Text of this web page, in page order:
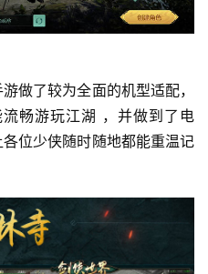
做了较为全面的机型适配，
畅游玩江湖 ，并做到了电
位少侠随时随地都能重温记